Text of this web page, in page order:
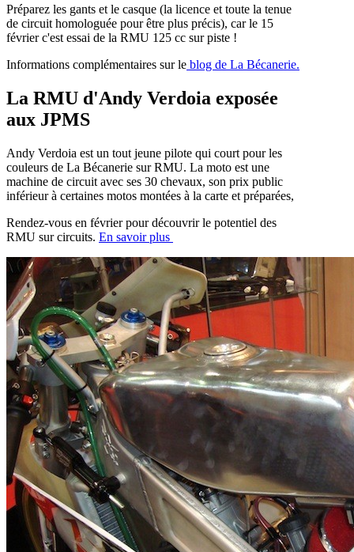
Préparez les gants et le casque (la licence et toute la tenue
de circuit homologuée pour être plus précis), car le 15
février c'est essai de la RMU 125 cc sur piste !
Informations complémentaires sur le blog de La Bécanerie.
La RMU d'Andy Verdoia exposée
aux JPMS
Andy Verdoia est un tout jeune pilote qui court pour les
couleurs de La Bécanerie sur RMU. La moto est une
machine de circuit avec ses 30 chevaux, son prix public
inférieur à certaines motos montées à la carte et préparées,
Rendez-vous en février pour découvrir le potentiel des
RMU sur circuits. En savoir plus